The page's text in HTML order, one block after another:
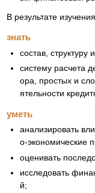
В результате
знать
состав,
систему расчета
ора, простых и
ятельности
уметь
анализировать
о-экономические
оценивать
исследовать
й;